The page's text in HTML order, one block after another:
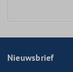
Nieuwsbrief